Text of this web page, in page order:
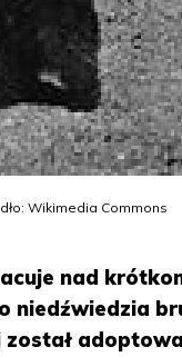
Wikimedia Commons
nad
niedźwiedzia